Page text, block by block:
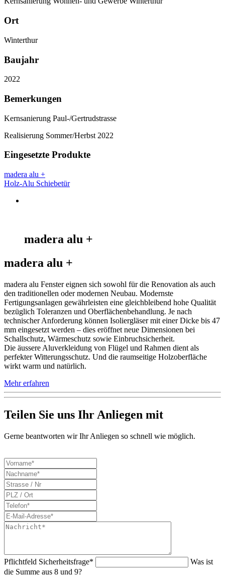
Ort
Winterthur
Baujahr
2022
Bemerkungen
Kernsanierung Paul-/Gertrudstrasse
Realisierung Sommer/Herbst 2022
Eingesetzte Produkte
madera alu +
Holz-Alu Schiebetür
madera alu +
madera alu +
madera alu Fenster eignen sich sowohl für die Renovation als auch
den traditionellen oder modernen Neubau. Modernste
Fertigungsanlagen gewährleisten eine gleichbleibend hohe Qualität
bezüglich Toleranzen und Oberflächenbehandlung. Je nach
technischer Anforderung können Isoliergläser mit einer Dicke bis 47
mm eingesetzt werden – dies eröffnet neue Dimensionen bei
Schallschutz, Wärmeschutz sowie Einbruchsicherheit.
Die äussere Aluverkleidung von Flügel und Rahmen dient als
perfekter Witterungsschutz. Und die raumseitige Holzoberfläche
wirkt warm und natürlich.
Mehr erfahren
Teilen Sie uns Ihr Anliegen mit
Gerne beantworten wir Ihr Anliegen so schnell wie möglich.
Pflichtfeld Sicherheitsfrage*
Was ist
die Summe aus 8 und 9?